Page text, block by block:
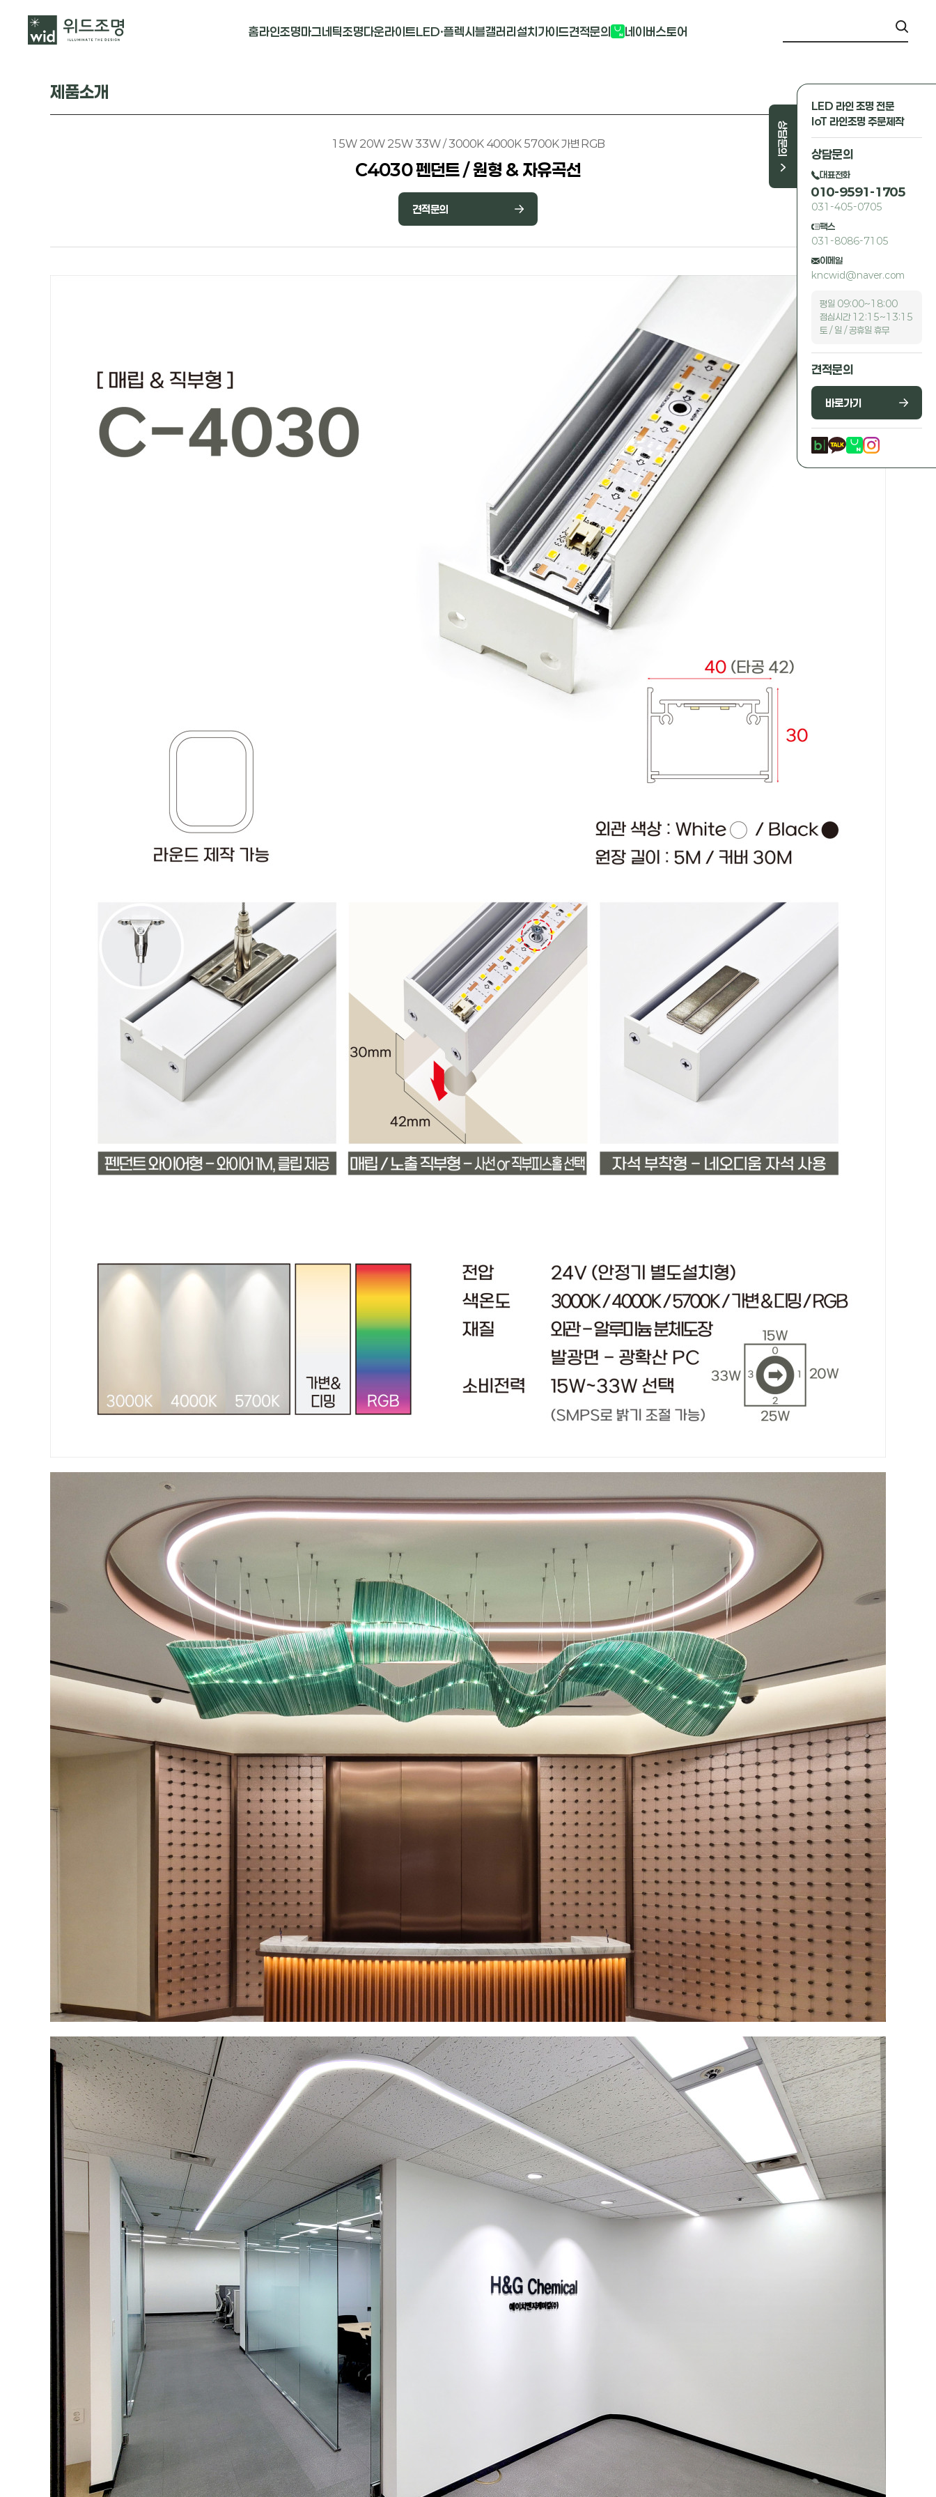
홈라인조명
펜던트
마그네틱조명
M2824R
다운라이트
사각 COB
LED·플렉시블
바리솔PCB
갤러리설치가이드견적문의 네이버스토어
상담문의
LED 라인 조명 전문
IoT 라인조명 주문제작
상담문의
대표전화
010-9591-1705
031-405-0705
팩스
031-8086-7105
이메일
kncwid@naver.com
평일 09:00~18:00
점심시간 12:15~13:15
토 / 일 / 공휴일 휴무
견적문의
바로가기
제품소개
15W 20W 25W 33W / 3000K 4000K 5700K 가변 RGB
C4030 펜던트 / 원형 & 자유곡선
견적문의